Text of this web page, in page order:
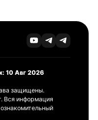
10 Авг 2026
защищены.
Вся информация